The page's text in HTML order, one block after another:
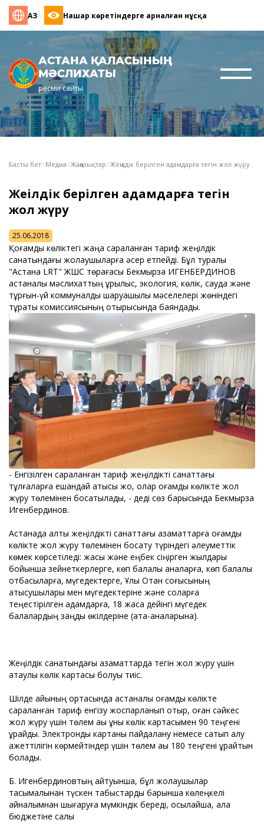
ҚАЗ Нашар көретіндерге арналған нұсқа
АСТАНА ҚАЛАСЫНЫҢ
МӘСЛИХАТЫ
ресми сайты
Басты бет Медиа Жаңалықтар Жеңілдік берілген адамдарға тегін жол жүру
Жеңілдік берілген адамдарға тегін
жол жүру
25.06.2018
Қоғамдық көліктегі жаңа сараланған тариф жеңілдік
санатындағы жолаушыларға әсер етпейді. Бұл туралы
"Астана LRT" ЖШС төрағасы Бекмырза ИГЕНБЕРДИНОВ
астаналық мәслихаттың құрылыс, экология, көлік, сауда және
тұрғын-үй коммуналдық шаруашылық мәселелері жөніндегі
тұрақты комиссиясының отырысында баяндады.
- Енгізілген сараланған тариф жеңілдікті санаттағы
тұлғаларға ешқандай қатысы жоқ, олар қоғамдық көлікте жол
жүру төлемінен босатылады, - деді сөз барысында Бекмырза
Игенбердинов.
Астанада алты жеңілдікті санаттағы азаматтарға қоғамдық
көлікте жол жүру төлемінен босату түріндегі әлеуметтік
көмек көрсетіледі: жасы және еңбек сіңірген жылдары
бойынша зейнеткерлерге, көп балалы аналарға, көп балалы
отбасыларға, мүгедектерге, Ұлы Отан соғысының
қатысушылары мен мүгедектерiне және соларға
теңестiрiлген адамдарға, 18 жасқа дейінгі мүгедек
балалардың заңды өкілдеріне (ата-аналарына).
Жеңілдік санатындағы азаматтарда тегін жол жүру үшін
атаулы көлік картасы болуы тиіс.
Шілде айының ортасында астаналық қоғамдық көлікте
сараланған тариф енгізу жоспарланып отыр, оған сәйкес
жол жүру үшін төлем ақы құны көлік картасымен 90 теңгені
құрайды. Электронды картаны пайдалану немесе сатып алу
қажеттілігін көрмейтіндер үшін төлем ақы 180 теңгені құрайтын
болады.
Б. Игенбердиновтың айтуынша, бұл жолаушылар
тасымалынан түскен табыстарды барынша көлеңкелі
айналымнан шығаруға мүмкіндік береді, осылайша, қала
бюджетіне салық